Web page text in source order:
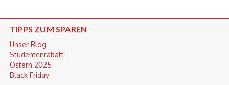
TIPPS ZUM SPAREN
Unser Blog
Studentenrabatt
Ostern 2025
Black Friday